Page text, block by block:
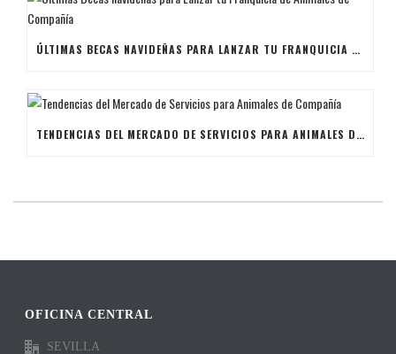
ÚLTIMAS BECAS NAVIDEÑAS PARA LANZAR TU FRANQUICIA DE ANIMALES DE COMPAÑÍA
TENDENCIAS DEL MERCADO DE SERVICIOS PARA ANIMALES DE COMPAÑÍA
OFICINA CENTRAL
SEVILLA